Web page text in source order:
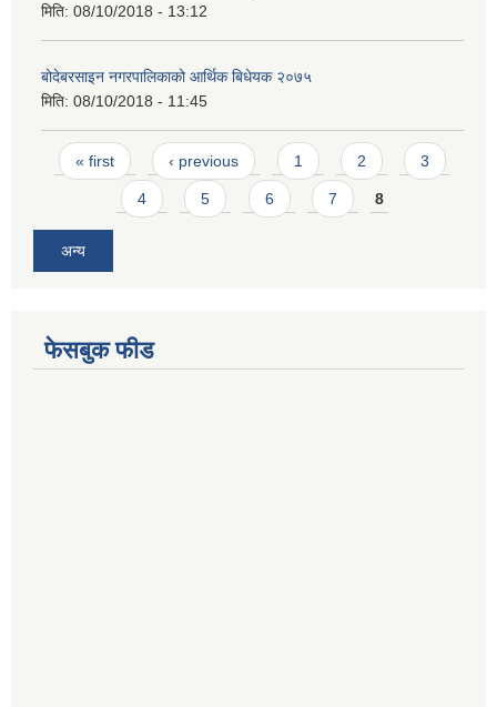
मिति: 08/10/2018 - 13:12
बोदेबरसाइन नगरपालिकाको आर्थिक बिधेयक २०७५
मिति: 08/10/2018 - 11:45
Pages
« first ‹ previous 1 2 3
4 5 6 7 8
अन्य
फेसबुक फीड